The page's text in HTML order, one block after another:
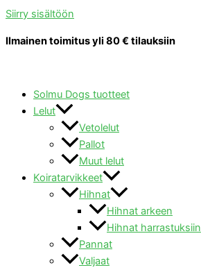
Siirry sisältöön
Ilmainen toimitus yli 80 € tilauksiin
Solmu Dogs tuotteet
Lelut
Vetolelut
Pallot
Muut lelut
Koiratarvikkeet
Hihnat
Hihnat arkeen
Hihnat harrastuksiin
Pannat
Valjaat